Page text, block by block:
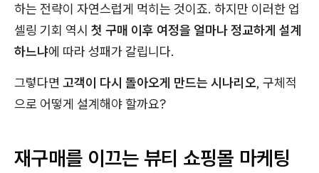
하는 전략이 자연스럽게 먹히는 것이죠. 하지만 이러한 업
셀링 기회 역시 첫 구매 이후 여정을 얼마나 정교하게 설계
하느냐에 따라 성패가 갈립니다.
그렇다면 고객이 다시 돌아오게 만드는 시나리오, 구체적
으로 어떻게 설계해야 할까요?
재구매를 이끄는 뷰티 쇼핑몰 마케팅